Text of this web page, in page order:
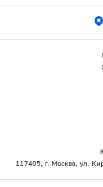
117405, г. Москва, ул.